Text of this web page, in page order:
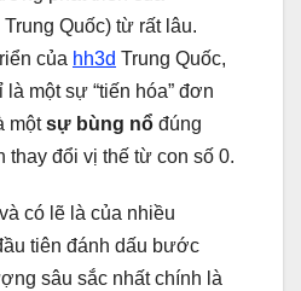
Quốc) từ rất lâu.
của hh3d Trung Quốc,
một sự “tiến hóa” đơn
mộtsự bùng nổ đúng
thay đổi vị thế từ con số 0.
có lẽ là của nhiều
tiên đánh dấu bước
sâu sắc nhất chính là